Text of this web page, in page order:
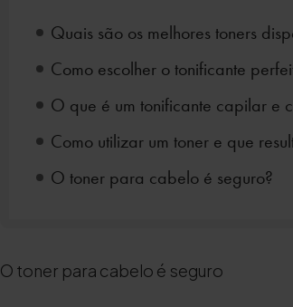
Quais são os melhores toners
Como escolher o tonificante
O que é um tonificante capilar e
Como utilizar um toner e que
O toner para cabelo é seguro?
O toner para cabelo é seguro